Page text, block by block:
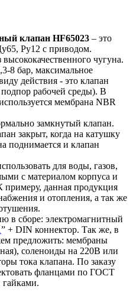
клапан HF65023 – это
Ру12 с приводом.
чугуна.
8 бар, максимальное
действия - это клапан
подпор рабочей среды). В
мембрана NBR
замкнутый клапан.
закрыт, когда на катушку
поднимается и клапан
для воды, газов,
с материалом корпуса и
данная продукция
и отопления, а так же
в сборе: электромагнитный
” + DIN коннектор. Так же, в
предложить: мембраны
соленоиды на 220В или
тока клапана. По заказу
фланцами по ГОСТ
гайками.